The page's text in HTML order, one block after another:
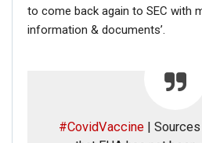
to come back again to SEC with
information & documents’.
#CovidVaccine |